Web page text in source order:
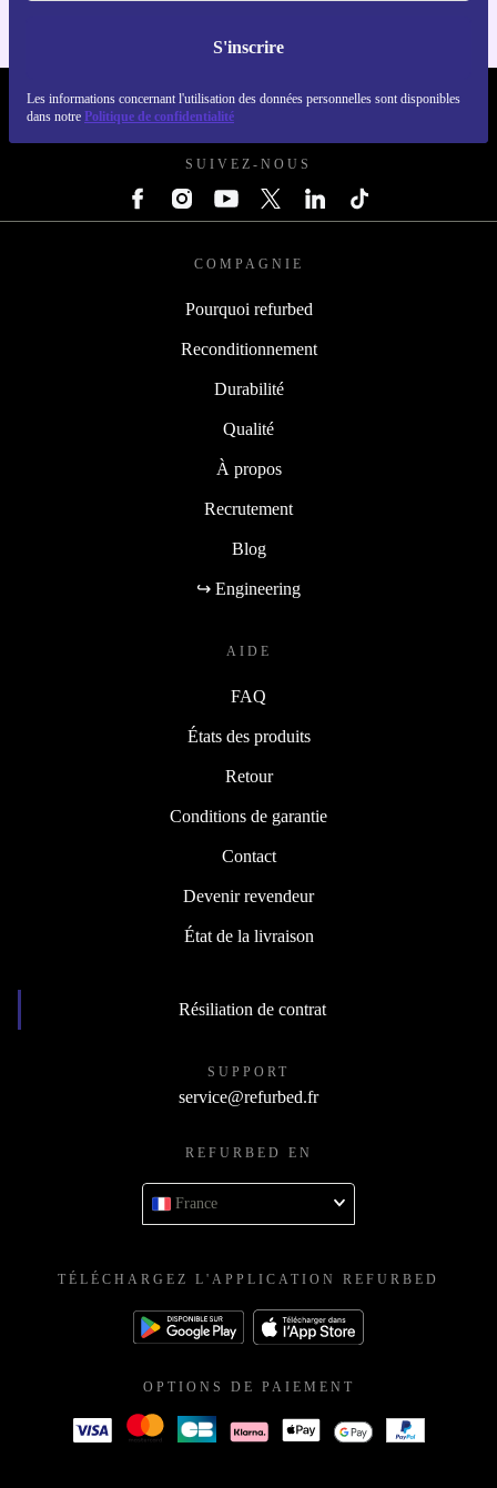
S'inscrire
Les informations concernant l'utilisation des données personnelles sont disponibles
dans notre Politique de confidentialité
REFURBED FRANCE - RETHINK NEW.
SUIVEZ-NOUS
COMPAGNIE
Pourquoi refurbed
Reconditionnement
Durabilité
Qualité
À propos
Recrutement
Blog
↪ Engineering
AIDE
FAQ
États des produits
Retour
Conditions de garantie
Contact
Devenir revendeur
État de la livraison
Résiliation de contrat
SUPPORT
service@refurbed.fr
REFURBED EN
France
TÉLÉCHARGEZ L'APPLICATION REFURBED
OPTIONS DE PAIEMENT